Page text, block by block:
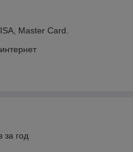
Master Card.
за год